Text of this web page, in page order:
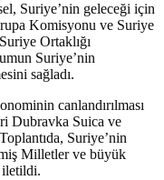
Suriye’nin geleceği için
Komisyonu ve Suriye
Ortaklığı
Suriye’nin
sağladı.
canlandırılması
Dubravka Suica ve
Suriye’nin
Milletler ve büyük
iletildi.